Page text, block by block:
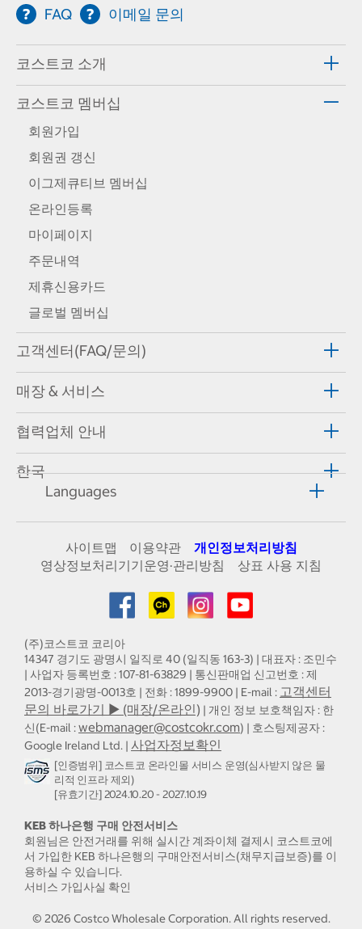
FAQ 이메일 문의
코스트코 소개
코스트코 멤버십
회원가입
회원권 갱신
이그제큐티브 멤버십
온라인등록
마이페이지
주문내역
제휴신용카드
글로벌 멤버십
고객센터(FAQ/문의)
매장 & 서비스
협력업체 안내
한국
Languages
사이트맵 이용약관
개인정보처리방침
영상정보처리기기운영·관리방침
상표 사용 지침
(주)코스트코 코리아
14347 경기도 광명시 일직로 40 (일직동 163-3) | 대표자 : 조민수
| 사업자 등록번호 : 107-81-63829 | 통신판매업 신고번호 : 제
2013-경기광명-0013호 | 전화 : 1899-9900 | E-mail : 고객센터
문의 바로가기 ▶ (매장/온라인) | 개인 정보 보호책임자 : 한
신(E-mail :webmanager@costcokr.com) | 호스팅제공자 :
Google Ireland Ltd. | 사업자정보확인
[인증범위] 코스트코 온라인몰 서비스 운영(심사받지 않은 물
리적 인프라 제외)
[유효기간] 2024.10.20 - 2027.10.19
KEB 하나은행 구매 안전서비스
회원님은 안전거래를 위해 실시간 계좌이체 결제시 코스트코에
서 가입한 KEB 하나은행의 구매안전서비스(채무지급보증)를 이
용하실 수 있습니다.
서비스 가입사실 확인
© 2026 Costco Wholesale Corporation.All rights reserved.